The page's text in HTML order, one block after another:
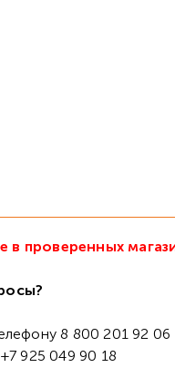
в проверенных
8 800 201 92 06
925 049 90 18